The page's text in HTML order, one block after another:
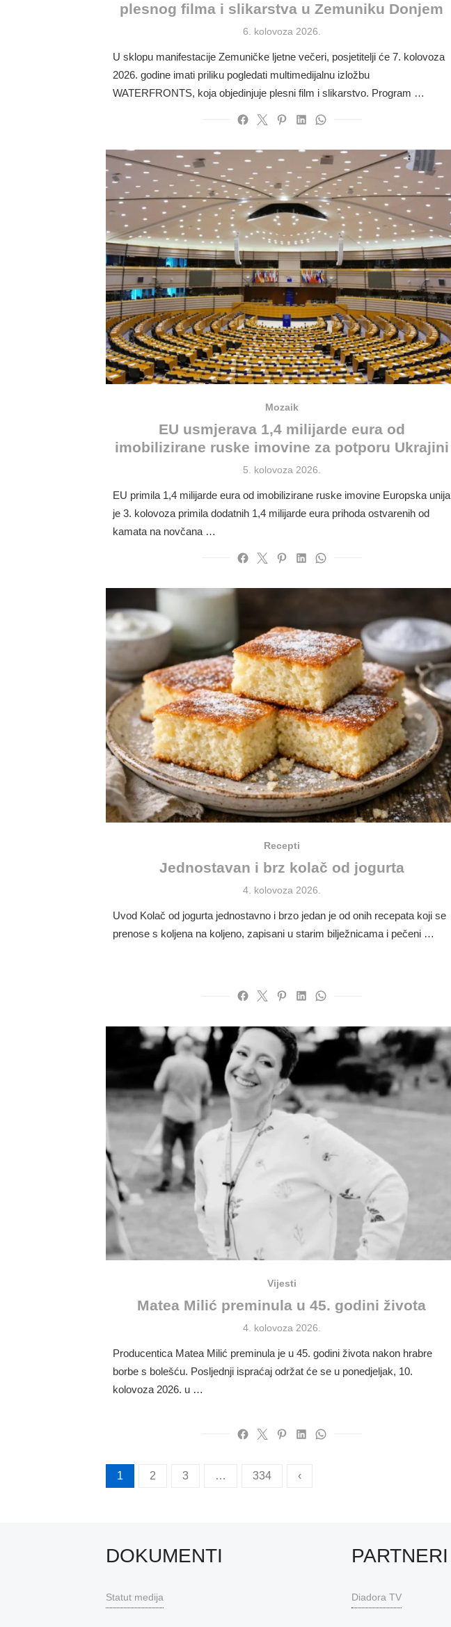
plesnog filma i slikarstva u Zemuniku Donjem
Posted
6. kolovoza 2026.
U sklopu manifestacije Zemuničke ljetne večeri, posjetitelji će 7. kolovoza
2026. godine imati priliku pogledati multimedijalnu izložbu
WATERFRONTS, koja objedinjuje plesni film i slikarstvo. Program …
Mozaik
EU usmjerava 1,4 milijarde eura od
imobilizirane ruske imovine za potporu Ukrajini
Posted
5. kolovoza 2026.
EU primila 1,4 milijarde eura od imobilizirane ruske imovine Europska unija
je 3. kolovoza primila dodatnih 1,4 milijarde eura prihoda ostvarenih od
kamata na novčana …
Recepti
Jednostavan i brz kolač od jogurta
Posted
4. kolovoza 2026.
Uvod Kolač od jogurta jednostavno i brzo jedan je od onih recepata koji se
prenose s koljena na koljeno, zapisani u starim bilježnicama i pečeni …
Vijesti
Matea Milić preminula u 45. godini života
Posted
4. kolovoza 2026.
Producentica Matea Milić preminula je u 45. godini života nakon hrabre
borbe s bolešću. Posljednji ispraćaj održat će se u ponedjeljak, 10.
kolovoza 2026. u …
Brojevi
1 2 3 … 334 ‹
DOKUMENTI
Statut medija
PARTNERI
Diadora TV